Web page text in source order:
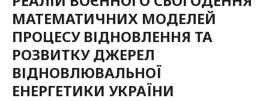
МАТЕМАТИЧНИХ МОДЕЛЕЙ
ПРОЦЕСУ ВІДНОВЛЕННЯ ТА
РОЗВИТКУ ДЖЕРЕЛ
ВІДНОВЛЮВАЛЬНОЇ
ЕНЕРГЕТИКИ УКРАЇНИ